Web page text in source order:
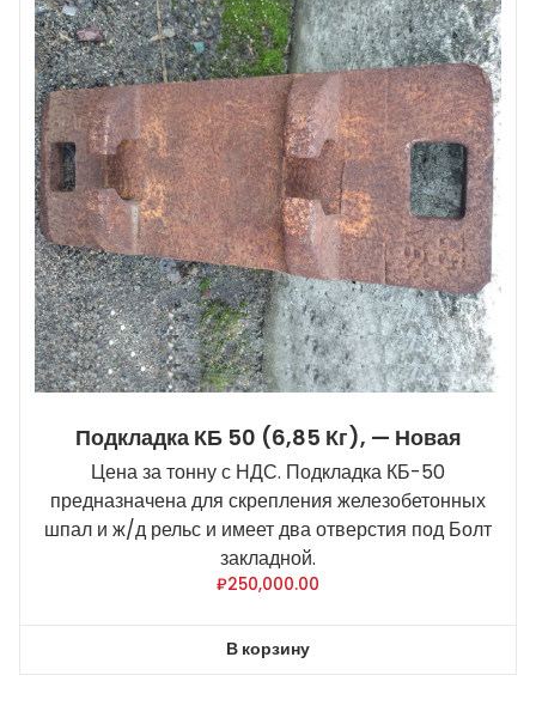
Подкладка КБ 50 (6,85 Кг), — Новая
Цена за тонну с НДС. Подкладка КБ-50
предназначена для скрепления железобетонных
шпал и ж/д рельс и имеет два отверстия под Болт
закладной.
₽250,000.00
В корзину